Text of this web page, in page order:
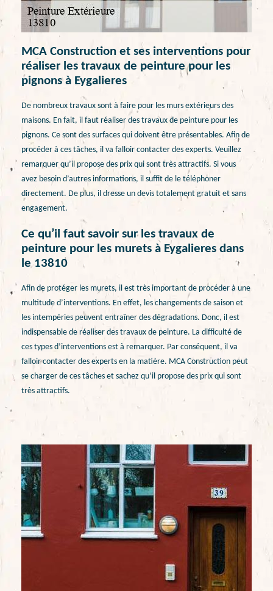
MCA Construction et ses interventions pour
réaliser les travaux de peinture pour les
pignons à Eygalieres
De nombreux travaux sont à faire pour les murs extérieurs des
maisons. En fait, il faut réaliser des travaux de peinture pour les
pignons. Ce sont des surfaces qui doivent être présentables. Afin de
procéder à ces tâches, il va falloir contacter des experts. Veuillez
remarquer qu’il propose des prix qui sont très attractifs. Si vous
avez besoin d’autres informations, il suffit de le téléphoner
directement. De plus, il dresse un devis totalement gratuit et sans
engagement.
Ce qu’il faut savoir sur les travaux de
peinture pour les murets à Eygalieres dans
le 13810
Afin de protéger les murets, il est très important de procéder à une
multitude d’interventions. En effet, les changements de saison et
les intempéries peuvent entraîner des dégradations. Donc, il est
indispensable de réaliser des travaux de peinture. La difficulté de
ces types d’interventions est à remarquer. Par conséquent, il va
falloir contacter des experts en la matière. MCA Construction peut
se charger de ces tâches et sachez qu’il propose des prix qui sont
très attractifs.